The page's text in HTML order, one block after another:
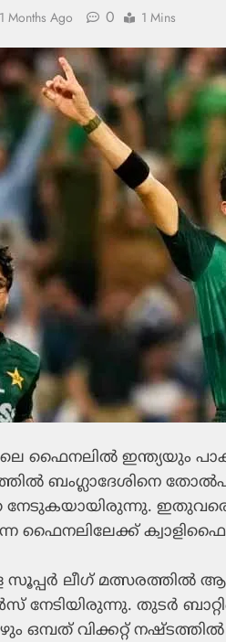
Months Ago 0 1 Mins
ഫൈനലില്‍ ഇന്ത്യയും
ബംഗ്ലാദേശിനെ
ഫൈനലിലേക്ക് ക്വാളിഫൈ
ലീഗ് മത്സരത്തില്‍
നേടിയിരുന്നു. തുടര്‍
ഒമ്പത് വിക്കറ്റ്